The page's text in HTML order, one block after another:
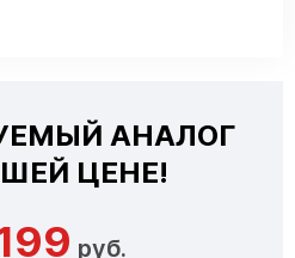
АНАЛОГ
ЦЕНЕ!
руб.